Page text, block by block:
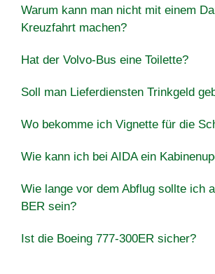
Warum kann man nicht mit einem
Kreuzfahrt machen?
Hat der Volvo-Bus eine Toilette?
Soll man Lieferdiensten Trinkgeld
Wo bekomme ich Vignette für die
Wie kann ich bei AIDA ein
Wie lange vor dem Abflug sollte ich
BER sein?
Ist die Boeing 777-300ER sicher?